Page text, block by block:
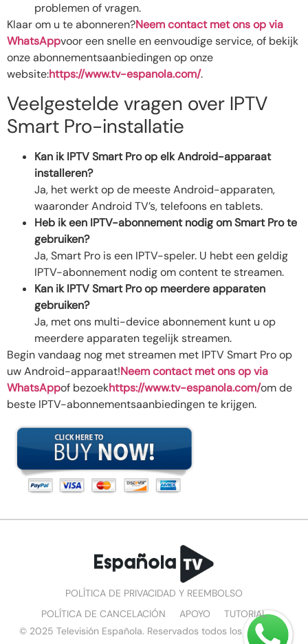
problemen of vragen.
Klaar om u te abonneren?Neem contact met ons op via
WhatsAppvoor een snelle en eenvoudige service, of bekijk
onze abonnementsaanbiedingen op onze
website:https://www.tv-espanola.com/.
Veelgestelde vragen over IPTV
Smart Pro-installatie
Kan ik IPTV Smart Pro op elk Android-apparaat
installeren?
Ja, het werkt op de meeste Android-apparaten,
waaronder Android TV’s, telefoons en tablets.
Heb ik een IPTV-abonnement nodig om Smart Pro te
gebruiken?
Ja, Smart Pro is een IPTV-speler. U hebt een geldig
IPTV-abonnement nodig om content te streamen.
Kan ik IPTV Smart Pro op meerdere apparaten
gebruiken?
Ja, met ons multi-device abonnement kunt u op
meerdere apparaten tegelijk streamen.
Begin vandaag nog met streamen met IPTV Smart Pro op
uw Android-apparaat!Neem contact met ons op via
WhatsAppof bezoekhttps://www.tv-espanola.com/om de
beste IPTV-abonnementsaanbiedingen te krijgen.
POLÍTICA DE PRIVACIDAD Y REEMBOLSO
POLÍTICA DE CANCELACIÓN
APOYO
TUTORIAL
© 2025 Televisión Española. Reservados todos los derechos.